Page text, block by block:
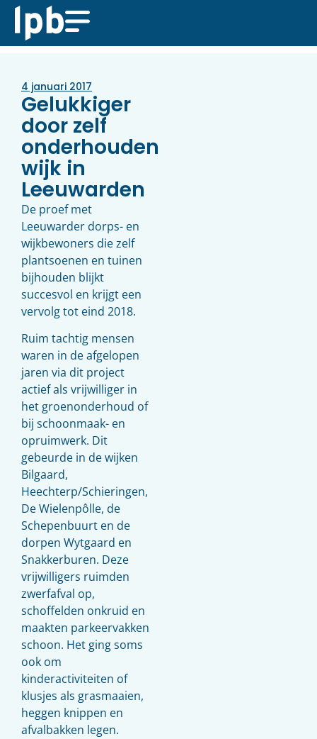
4 januari 2017
Gelukkiger
door zelf
onderhouden
wijk in
Leeuwarden
De proef met
Leeuwarder dorps- en
wijkbewoners die zelf
plantsoenen en tuinen
bijhouden blijkt
succesvol en krijgt een
vervolg tot eind 2018.
Ruim tachtig mensen
waren in de afgelopen
jaren via dit project
actief als vrijwilliger in
het groenonderhoud of
bij schoonmaak- en
opruimwerk. Dit
gebeurde in de wijken
Bilgaard,
Heechterp/Schieringen,
De Wielenpôlle, de
Schepenbuurt en de
dorpen Wytgaard en
Snakkerburen. Deze
vrijwilligers ruimden
zwerfafval op,
schoffelden onkruid en
maakten parkeervakken
schoon. Het ging soms
ook om
kinderactiviteiten of
klusjes als grasmaaien,
heggen knippen en
afvalbakken legen.